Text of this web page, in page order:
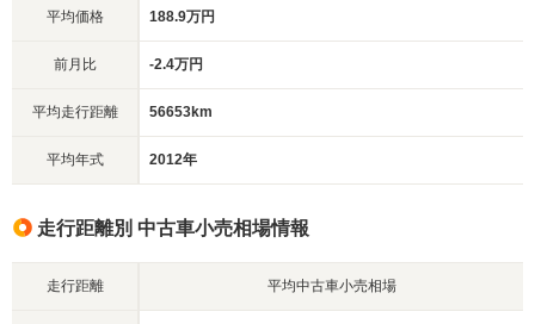
平均価格 188.9万円
前月比 -2.4万円
平均走行距離 56653km
平均年式 2012年
走行距離別 中古車小売相場情報
走行距離 平均中古車小売相場